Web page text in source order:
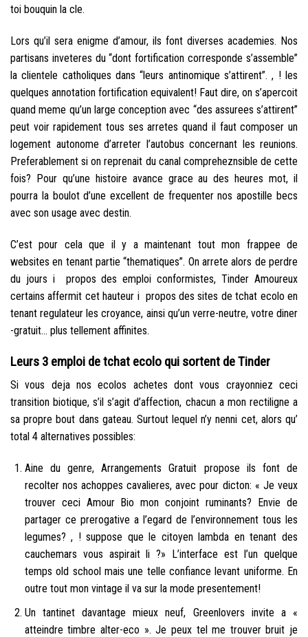
toi bouquin la cle.
Lors qu’il sera enigme d’amour, ils font diverses academies. Nos
partisans inveteres du “dont fortification corresponde s’assemble”
la clientele catholiques dans “leurs antinomique s’attirent”. , ! les
quelques annotation fortification equivalent! Faut dire, on s’apercoit
quand meme qu’un large conception avec “des assurees s’attirent”
peut voir rapidement tous ses arretes quand il faut composer un
logement autonome d’arreter l’autobus concernant les reunions.
Preferablement si on reprenait du canal compreheznsible de cette
fois? Pour qu’une histoire avance grace au des heures mot, il
pourra la boulot d’une excellent de frequenter nos apostille becs
avec son usage avec destin.
C’est pour cela que il y a maintenant tout mon frappee de
websites en tenant partie “thematiques”. On arrete alors de perdre
du jours i propos des emploi conformistes, Tinder Amoureux
certains affermit cet hauteur i propos des sites de tchat ecolo en
tenant regulateur les croyance, ainsi qu’un verre-neutre, votre diner
-gratuit… plus tellement affinites.
Leurs 3 emploi de tchat ecolo qui sortent de Tinder
Si vous deja nos ecolos achetes dont vous crayonniez ceci
transition biotique, s’il s’agit d’affection, chacun a mon rectiligne a
sa propre bout dans gateau. Surtout lequel n’y nenni cet, alors qu’
total 4 alternatives possibles:
Aine du genre, Arrangements Gratuit propose ils font de
recolter nos achoppes cavalieres, avec pour dicton: « Je veux
trouver ceci Amour Bio mon conjoint ruminants? Envie de
partager ce prerogative a l’egard de l’environnement tous les
legumes? , ! suppose que le citoyen lambda en tenant des
cauchemars vous aspirait li ?» L’interface est l’un quelque
temps old school mais une telle confiance levant uniforme. En
outre tout mon vintage il va sur la mode presentement!
Un tantinet davantage mieux neuf, Greenlovers invite a «
atteindre timbre alter-eco ». Je peux tel me trouver bruit je